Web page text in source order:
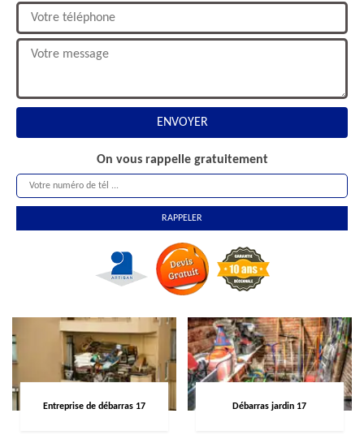
On vous rappelle gratuitement
Entreprise de débarras 17 Débarras jardin 17